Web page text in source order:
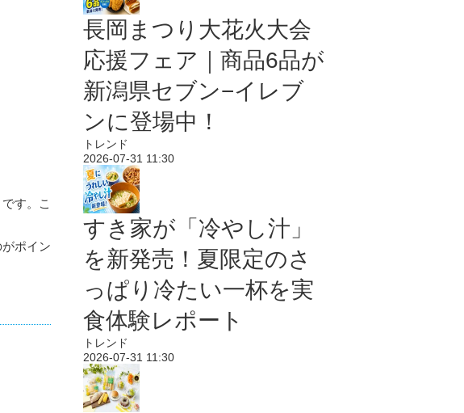
す。こ
ポイン
長岡まつり大花火大会
応援フェア｜商品6品が
新潟県セブン−イレブ
ンに登場中！
トレンド
2026-07-31 11:30
すき家が「冷やし汁」
を新発売！夏限定のさ
っぱり冷たい一杯を実
食体験レポート
トレンド
2026-07-31 11:30